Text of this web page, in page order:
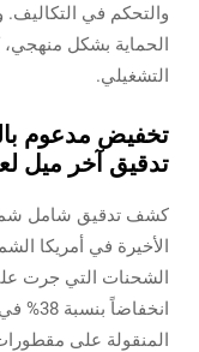
والتحكم في التكاليف.
الحماية بشكل
التشغيلي.
تخفيض مدعوم
تدقيق آخر ميل لعامَي
الشحنات التي جرت
المنقولة على